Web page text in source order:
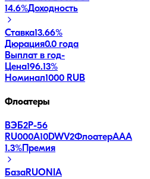
14.6%Доходность
Ставка13.66%
Дюрация0.0 года
Выплат в год-
Цена196.13%
Номинал1000 RUB
Флоатеры
ВЭБ2Р-56
RU000A10DWV2ФлоатерAAA
1.3%Премия
БазаRUONIA